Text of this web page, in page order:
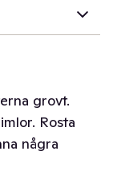
grovt.
Rosta
några